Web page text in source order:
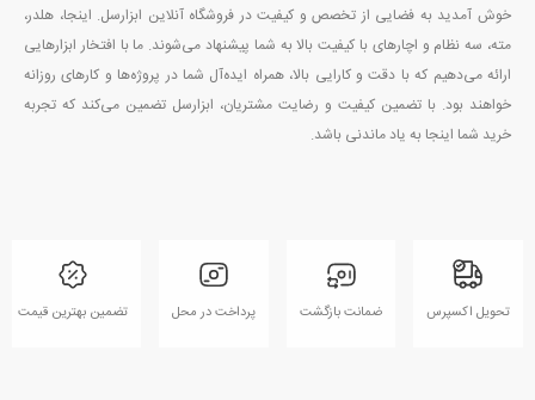
خوش آمدید به فضایی از تخصص و کیفیت در فروشگاه آنلاین ابزارسل. اینجا، هلدر،
مته، سه نظام و اچارهای با کیفیت بالا به شما پیشنهاد می‌شوند. ما با افتخار ابزارهایی
ارائه می‌دهیم که با دقت و کارایی بالا، همراه ایده‌آل شما در پروژه‌ها و کارهای روزانه
خواهند بود. با تضمین کیفیت و رضایت مشتریان، ابزارسل تضمین می‌کند که تجربه
خرید شما اینجا به یاد ماندنی باشد.
تحویل اکسپرس ضمانت بازگشت پرداخت در محل تضمین بهترین قیمت